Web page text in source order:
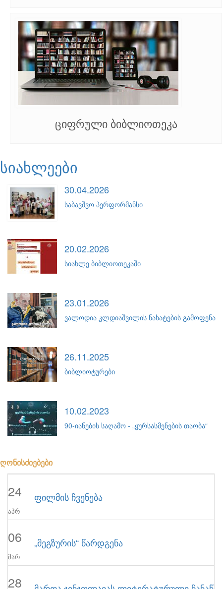
ციფრული ბიბლიოთეკა
სიახლეები
30.04.2026
საბავშვო პერფორმანსი
20.02.2026
სიახლე ბიბლიოთეკაში
23.01.2026
ვალოდია კლდიაშვილის ნახატების გამოფენა
26.11.2025
ბიბლიოტურები
10.02.2023
90-იანების საღამო - „ყურსასმენების თაობა“
ღონისძიებები
24
აპრ
ფილმის ჩვენება
06
მარ
„მეგზურის“ წარდგენა
28